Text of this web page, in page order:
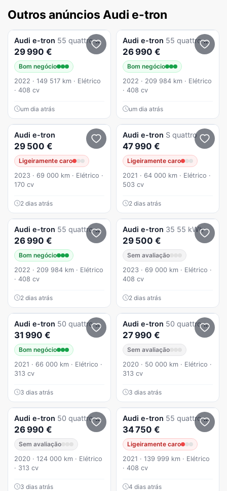
Outros anúncios Audi e-tron
Audi e-tron 55 quattro S line
29 990 €
Bom negócio
2022 · 149 517 km · Elétrico
· 408 cv
um dia atrás
Audi e-tron 55 quattro S line
26 990 €
Bom negócio
2022 · 209 984 km · Elétrico
· 408 cv
um dia atrás
Audi e-tron
29 500 €
Ligeiramente caro
2023 · 69 000 km · Elétrico ·
170 cv
2 dias atrás
Audi e-tron S quattro
47 990 €
Ligeiramente caro
2021 · 64 000 km · Elétrico ·
503 cv
2 dias atrás
Audi e-tron 55 quattro S line
26 990 €
Bom negócio
2022 · 209 984 km · Elétrico
· 408 cv
2 dias atrás
Audi e-tron 35 55 kWh
29 500 €
Sem avaliação
2023 · 69 000 km · Elétrico ·
408 cv
2 dias atrás
Audi e-tron 50 quattro S line
31 990 €
Bom negócio
2021 · 66 000 km · Elétrico ·
313 cv
3 dias atrás
Audi e-tron 50 quattro advanced
27 990 €
Sem avaliação
2020 · 50 000 km · Elétrico ·
313 cv
3 dias atrás
Audi e-tron 50 quattro advanced
26 990 €
Sem avaliação
2020 · 124 000 km · Elétrico
· 313 cv
3 dias atrás
Audi e-tron 55 quattro s line
34 750 €
Ligeiramente caro
2021 · 139 999 km · Elétrico
· 408 cv
4 dias atrás